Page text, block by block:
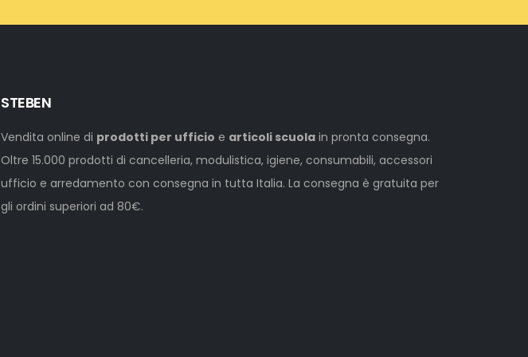
STEBEN
Vendita online di prodotti per ufficio e articoli scuola in pronta consegna.
Oltre 15.000 prodotti di cancelleria, modulistica, igiene, consumabili, accessori
ufficio e arredamento con consegna in tutta Italia. La consegna è gratuita per
gli ordini superiori ad 80€.